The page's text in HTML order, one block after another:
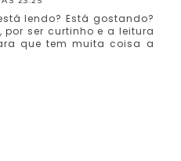
lendo? Está gostando?
por ser curtinho e a leitura
que tem muita coisa a